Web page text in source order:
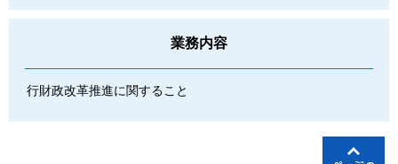
業務内容
行財政改革推進に関すること